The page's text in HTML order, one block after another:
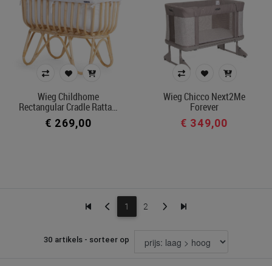
Wieg Childhome
Rectangular Cradle Ratta…
€ 269,00
Wieg Chicco Next2Me
Forever
€ 349,00
1 2
30 artikels - sorteer op